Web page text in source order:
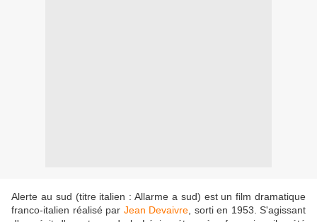
Alerte au sud (titre italien : Allarme a sud) est un film dramatique
franco-italien réalisé par Jean Devaivre , sorti en 1953. S'agissant